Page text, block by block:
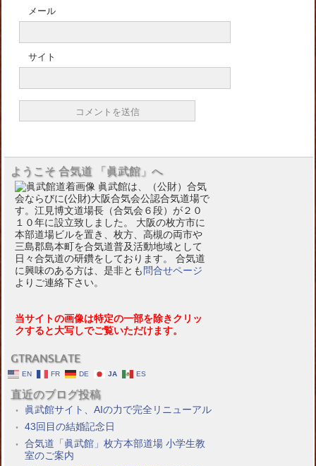
メール
サイト
ようこそ 合気道 「眞武館」へ
眞武館は、（公財）合気
会ならびに(公財)大阪合気会公認合気道場で
す。江見博文道場長（合気会６段）が２０
１０年に設立致しました。 大阪の枚方市に
本部道場ビルを置き、枚方、高槻の両市や
三島郡島本町を合気道普及活動地域として
日々合気道の研鑽をしております。 合気道
に興味のある方は、是非とも 問合せページ
よりご連絡下さい。
当サイトの画像は特定の一部を除きクリッ
クすると大写しでご覧いただけます。
GTRANSLATE
EN FR DE JA ES
直近のブログ投稿
眞武館サイト、AIの力で完全リニューアル
43回目の結婚記念日
合気道「眞武館」枚方本部道場 小学生教
室のご案内